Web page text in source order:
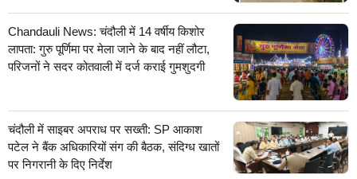
Chandauli News: चंदौली में 14 वर्षीय किशोर
लापता: गुरु पूर्णिमा पर मेला जाने के बाद नहीं लौटा,
परिजनों ने सदर कोतवाली में दर्ज कराई गुमशुदगी
चंदौली में साइबर अपराध पर सख्ती: SP आकाश
पटेल ने बैंक अधिकारियों संग की बैठक, संदिग्ध खातों
पर निगरानी के दिए निर्देश